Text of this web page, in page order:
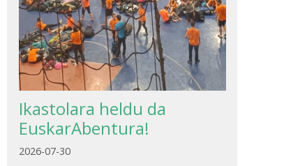
Ikastolara heldu da
EuskarAbentura!
2026-07-30